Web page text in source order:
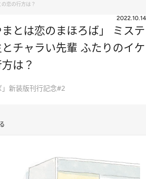
恋の行方は？
2022.10.14
まとは恋のまほろば」 ミステ
チャラい先輩 ふたりのイケ
は？
」新装版刊行記念#2